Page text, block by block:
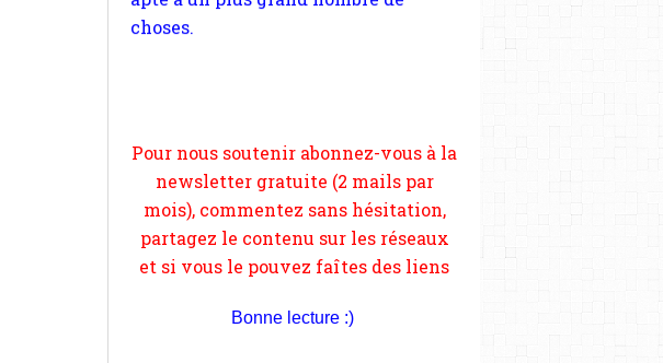
partagez le contenu sur les réseaux
et si vous le pouvez faîtes des liens
depuis votre site.
Bonne lecture :)